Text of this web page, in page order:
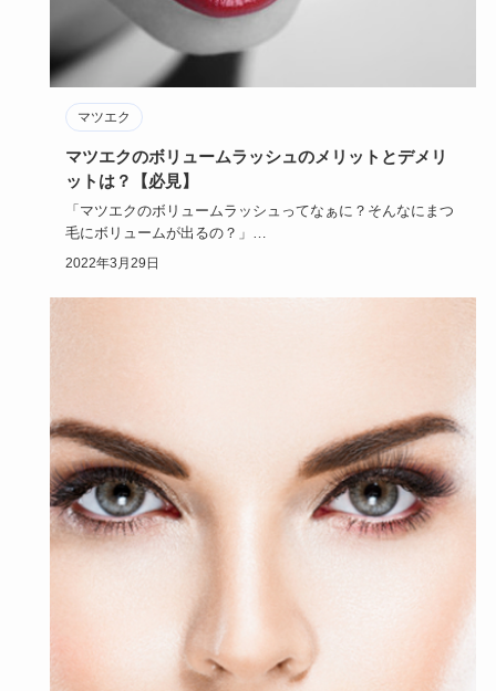
マツエク
マツエクのボリュームラッシュのメリットとデメリ
ットは？【必見】
「マツエクのボリュームラッシュってなぁに？そんなにまつ
毛にボリュームが出るの？」
「挑戦してみたいけどデメリットもあるん…
2022年3月29日